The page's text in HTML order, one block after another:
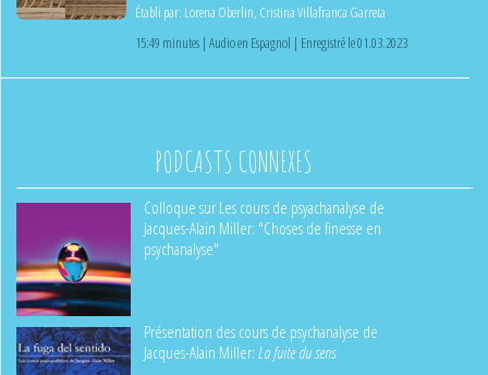
Établi par: Lorena Oberlin Cristina Villafranca Garreta
15:49 minutes | Audio en Espagnol | Enregistré le 01.03.2023
PODCASTS CONNEXES
Colloque sur Les cours de psyachanalyse de
Jacques-Alain Miller: "Choses de finesse en
psychanalyse"
Présentation des cours de psychanalyse de
Jacques-Alain Miller:La fuite du sens